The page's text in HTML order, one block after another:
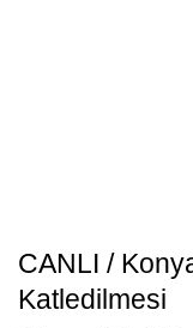
CANLI /
Katledilmesi